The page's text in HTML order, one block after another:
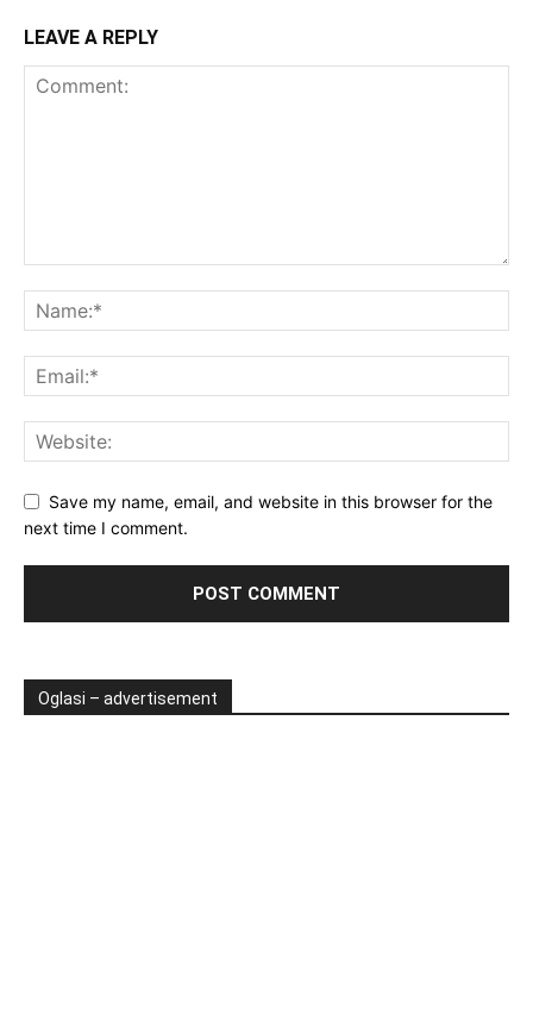
LEAVE A REPLY
Save my name, email, and website in this browser for the
next time I comment.
Oglasi – advertisement